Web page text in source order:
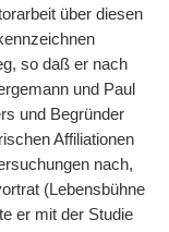
über diesen
so daß er nach
und Paul
und Begründer
Affiliationen
nach,
(Lebensbühne
er mit der Studie